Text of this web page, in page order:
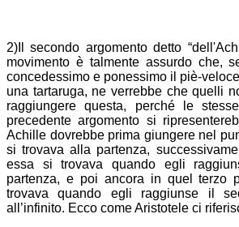
2)Il secondo argomento detto
movimento è talmente assurdo che,
concedessimo e ponessimo il piè-
una tartaruga, ne verrebbe che quelli
raggiungere questa, perché le
precedente argomento si
Achille dovrebbe prima giungere nel
si trovava alla partenza,
essa si trovava quando egli
partenza, e poi ancora in quel terzo
trovava quando egli raggiunse il
all’infinito. Ecco come Aristotele ci